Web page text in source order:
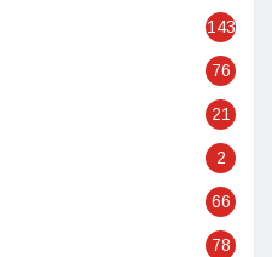
143
76
21
2
66
78